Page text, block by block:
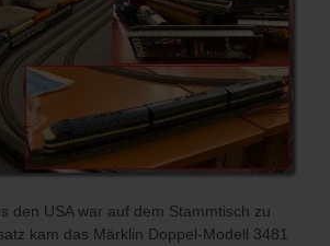
den USA war auf dem Stammtisch zu
kam das Märklin Doppel-Modell 3481